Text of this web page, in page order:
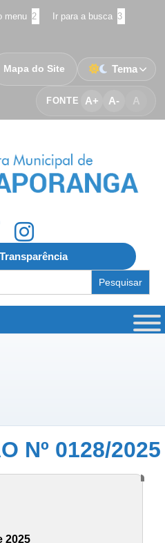
menu 2 Ir para a busca 3
FONTE A+ A- A
Mapa do Site Tema
Nº 0128/2025
2025